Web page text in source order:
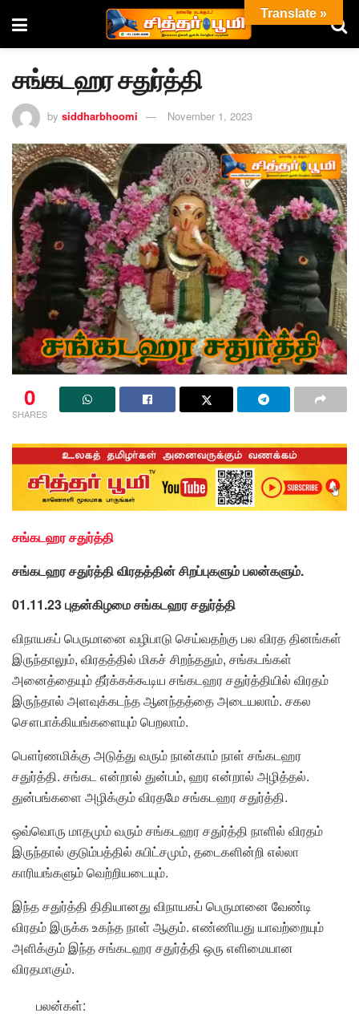
சங்கடஹர சதுர்த்தி
by siddharbhoomi November 1, 2023
0
SHARES
சங்கடஹர சதுர்த்தி
சங்கடஹர சதுர்த்தி விரதத்தின் சிறப்புகளும் பலன்களும்.
01.11.23 புதன்கிழமை சங்கடஹர சதுர்த்தி
விநாயகப் பெருமானை வழிபாடு செய்வதற்கு பல விரத தினங்கள்
இருந்தாலும், விரதத்தில் மிகச் சிறந்ததும், சங்கடங்கள்
அனைத்தையும் தீர்க்கக்கூடிய சங்கடஹர சதுர்த்தியில் விரதம்
இருந்தால் அளவுக்கடந்த ஆனந்தத்தை அடையலாம். சகல
சௌபாக்கியங்களையும் பெறலாம்.
பௌர்ணமிக்கு அடுத்து வரும் நான்காம் நாள் சங்கடஹர
சதுர்த்தி. சங்கட என்றால் துன்பம், ஹர என்றால் அழித்தல்.
துன்பங்களை அழிக்கும் விரதமே சங்கடஹர சதுர்த்தி.
ஒவ்வொரு மாதமும் வரும் சங்கடஹர சதுர்த்தி நாளில் விரதம்
இருந்தால் குடும்பத்தில் சுபிட்சமும், தடைகளின்றி எல்லா
காரியங்களும் வெற்றியடையும்.
இந்த சதுர்த்தி திதியானது விநாயகப் பெருமானை வேண்டி
விரதம் இருக்க உகந்த நாள் ஆகும். எண்ணியது யாவற்றையும்
அளிக்கும் இந்த சங்கடஹர சதுர்த்தி ஒரு எளிமையான
விரதமாகும்.
பலன்கள்:
Translate »